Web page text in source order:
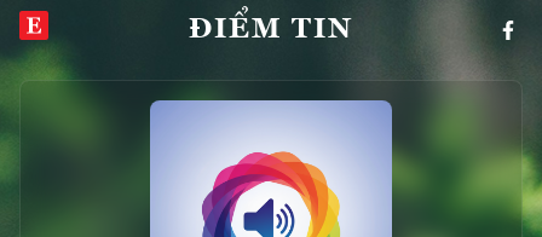
ĐIỂM TIN